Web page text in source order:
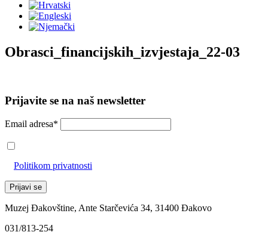
Obrasci_financijskih_izvjestaja_22-03
Prijavite se na naš newsletter
Email adresa*
Politikom privatnosti
Muzej Đakovštine, Ante Starčevića 34, 31400 Đakovo
031/813-254